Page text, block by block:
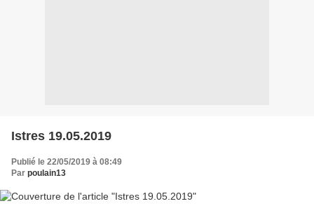
Istres 19.05.2019
Publié le 22/05/2019 à 08:49
Par poulain13